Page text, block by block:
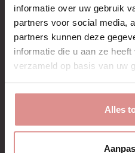
informatie over uw gebruik
partners voor social media,
partners kunnen deze
informatie die u aan ze
verzameld op basis van uw
Alles
daarom zeer geschikt voor
wanneer u dagelijks veel
afwisseling en houd uw benen
voorkomen vermoeide,
enkels en benen.
Maat:
omtrek van uw kuiten rond
morgens wanneer voeten en
Laat